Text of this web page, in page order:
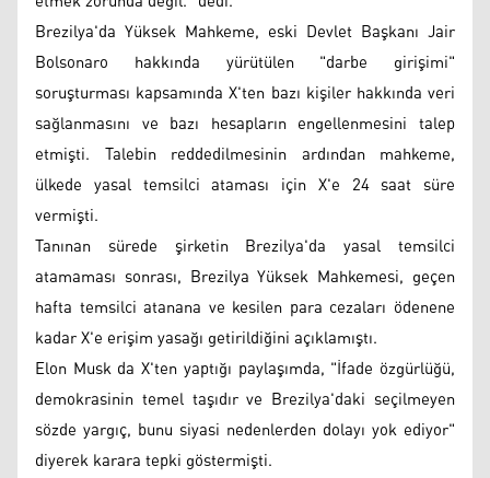
Brezilya'da Yüksek Mahkeme, eski Devlet Başkanı Jair
Bolsonaro hakkında yürütülen "darbe girişimi"
soruşturması kapsamında X'ten bazı kişiler hakkında veri
sağlanmasını ve bazı hesapların engellenmesini talep
etmişti. Talebin reddedilmesinin ardından mahkeme,
ülkede yasal temsilci ataması için X'e 24 saat süre
vermişti.
Tanınan sürede şirketin Brezilya'da yasal temsilci
atamaması sonrası, Brezilya Yüksek Mahkemesi, geçen
hafta temsilci atanana ve kesilen para cezaları ödenene
kadar X'e erişim yasağı getirildiğini açıklamıştı.
Elon Musk da X'ten yaptığı paylaşımda, "İfade özgürlüğü,
demokrasinin temel taşıdır ve Brezilya'daki seçilmeyen
sözde yargıç, bunu siyasi nedenlerden dolayı yok ediyor"
diyerek karara tepki göstermişti.